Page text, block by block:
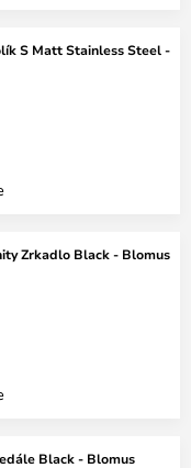
S Matt Stainless Steel -
Zrkadlo Black - Blomus
Black - Blomus